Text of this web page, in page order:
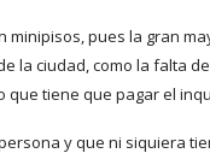
pues la gran
la ciudad, como la falta
tiene que pagar el
y que ni siquiera